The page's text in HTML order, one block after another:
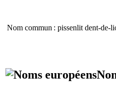
Nom commun : pissenlit dent-de-